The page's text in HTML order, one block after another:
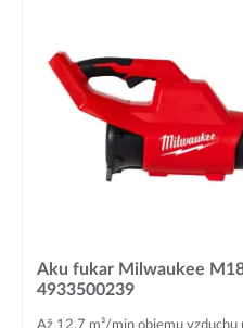
Aku fukar Milwaukee
4933500239
Až 12,7 m³/min objemu